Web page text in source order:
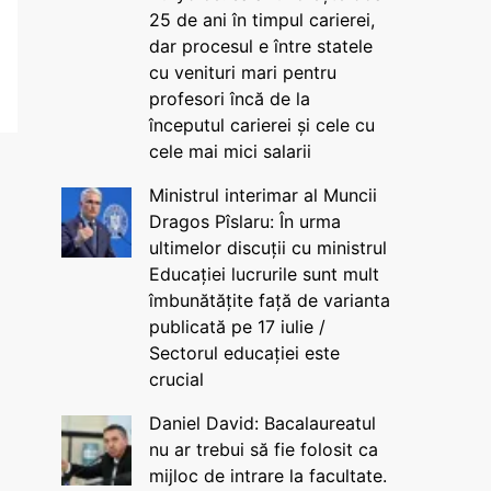
25 de ani în timpul carierei,
dar procesul e între statele
cu venituri mari pentru
profesori încă de la
începutul carierei și cele cu
cele mai mici salarii
Ministrul interimar al Muncii
Dragos Pîslaru: În urma
ultimelor discuții cu ministrul
Educației lucrurile sunt mult
îmbunătățite față de varianta
publicată pe 17 iulie /
Sectorul educației este
crucial
Daniel David: Bacalaureatul
nu ar trebui să fie folosit ca
mijloc de intrare la facultate.